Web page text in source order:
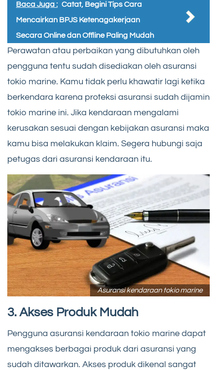
Baca Juga : Catat, Begini Tips Cara
Mencairkan BPJS Ketenagakerjaan
Secara Online dan Offline Paling Mudah
Perawatan atau perbaikan yang dibutuhkan oleh
pengguna tentu sudah disediakan oleh asuransi
tokio marine. Kamu tidak perlu khawatir lagi ketika
berkendara karena proteksi asuransi sudah dijamin
tokio marine ini. Jika kendaraan mengalami
kerusakan sesuai dengan kebijakan asuransi maka
kamu bisa melakukan klaim. Segera hubungi saja
petugas dari asuransi kendaraan itu.
Asuransi kendaraan tokio marine
3. Akses Produk Mudah
Pengguna asuransi kendaraan tokio marine dapat
mengakses berbagai produk dari asuransi yang
sudah ditawarkan. Akses produk dikenal sangat